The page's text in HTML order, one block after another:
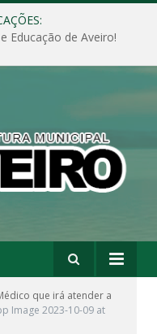
Educação de Aveiro!
que irá atender a
Image 2023-10-09 at